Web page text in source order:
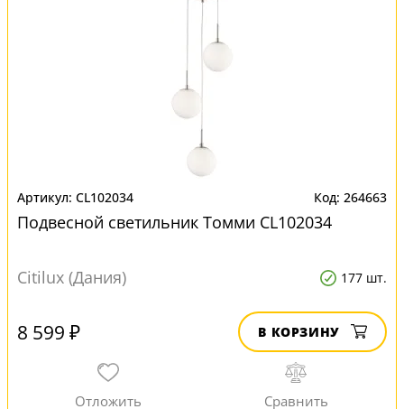
CL102034 264663
Подвесной светильник Томми CL102034
Citilux (Дания) 177 шт.
8 599 ₽ В КОРЗИНУ